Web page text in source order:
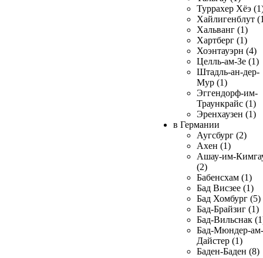
Туррахер Хёэ
Хайлигенблут
Хальванг (1)
Хартберг (1)
Хоэнтауэрн (4)
Целль-ам-Зе (1)
Штадль-ан-дер-
Мур (1)
Эггендорф-им-
Траункрайс (1)
Эренхаузен (1)
в Германии
Аугсбург (2)
Ахен (1)
Ашау-им-
(2)
Бабенсхам (1)
Бад Висзее (1)
Бад Хомбург (5)
Бад-Брайзиг (1)
Бад-Вильснак
Бад-Мюндер-ам-
Дайстер (1)
Баден-Баден (8)